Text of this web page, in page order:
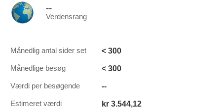
--
Verdensrang
Månedlig antal sider set < 300
Månedlige besøg < 300
Værdi per besøgende --
Estimeret værdi kr 3.544,12